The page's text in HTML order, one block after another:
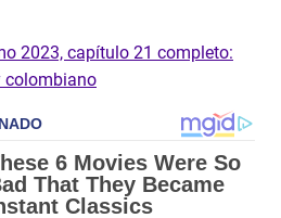
2023, capítulo 21 completo:
colombiano